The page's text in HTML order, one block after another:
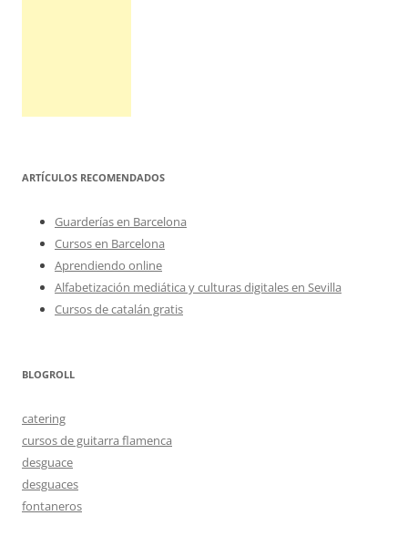
ARTÍCULOS RECOMENDADOS
Guarderías en Barcelona
Cursos en Barcelona
Aprendiendo online
Alfabetización mediática y culturas digitales en Sevilla
Cursos de catalán gratis
BLOGROLL
catering
cursos de guitarra flamenca
desguace
desguaces
fontaneros